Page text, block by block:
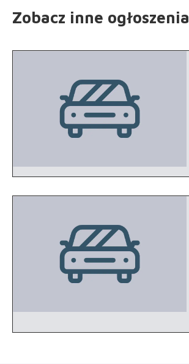
Zobacz inne ogłoszenia